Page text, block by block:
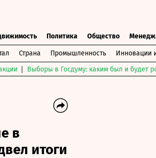
Политика Общество
Страна Промышленность Инновации
Выборы в Госдуму: каким был и будет
в
итоги